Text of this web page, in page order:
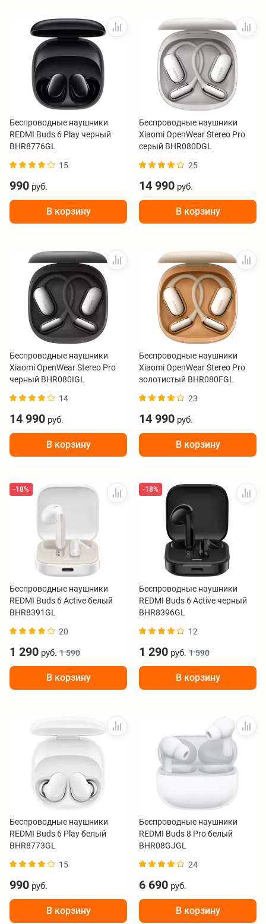
Беспроводные наушники
REDMI Buds 6 Play черный
BHR8776GL
15
990 руб.
В корзину
Беспроводные наушники
Xiaomi OpenWear Stereo Pro
серый BHR080DGL
25
14 990 руб.
В корзину
Беспроводные наушники
Xiaomi OpenWear Stereo Pro
черный BHR080IGL
14
14 990 руб.
В корзину
Беспроводные наушники
Xiaomi OpenWear Stereo Pro
золотистый BHR080FGL
23
14 990 руб.
В корзину
-18%
Беспроводные наушники
REDMI Buds 6 Active белый
BHR8391GL
20
1 290 руб. 1 590
В корзину
-18%
Беспроводные наушники
REDMI Buds 6 Active черный
BHR8396GL
12
1 290 руб. 1 590
В корзину
Беспроводные наушники
REDMI Buds 6 Play белый
BHR8773GL
15
990 руб.
В корзину
Беспроводные наушники
REDMI Buds 8 Pro белый
BHR08GJGL
24
6 690 руб.
В корзину